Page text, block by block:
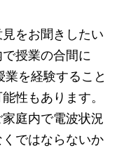
をお聞きしたい
授業の合間に
を経験すること
性もあります。
庭内で電波状況
ではならないか